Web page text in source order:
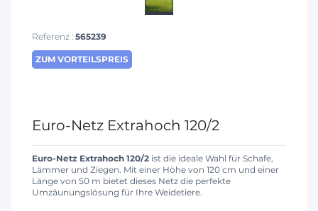
Referenz : 565239
ZUM VORTEILSPREIS
Euro-Netz Extrahoch 120/2
Euro-Netz Extrahoch 120/2 ist die ideale Wahl für Schafe,
Lämmer und Ziegen. Mit einer Höhe von 120 cm und einer
Länge von 50 m bietet dieses Netz die perfekte
Umzäunungslösung für Ihre Weidetiere.